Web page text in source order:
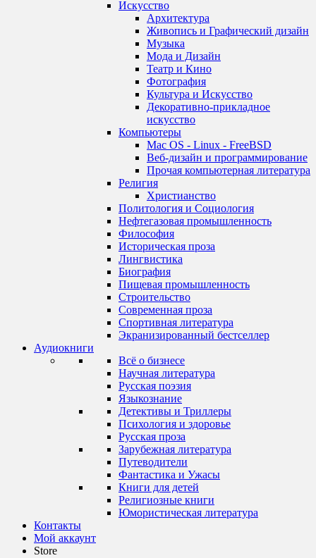
Искусство
Архитектура
Живопись и Графический дизайн
Музыка
Мода и Дизайн
Театр и Кино
Фотография
Культура и Искусство
Декоративно-прикладное
искусство
Компьютеры
Mac OS - Linux - FreeBSD
Веб-дизайн и программирование
Прочая компьютерная литература
Религия
Христианство
Политология и Социология
Нефтегазовая промышленность
Философия
Историческая проза
Лингвистика
Биография
Пищевая промышленность
Строительство
Современная проза
Спортивная литература
Экранизированный бестселлер
Аудиокниги
Всё о бизнесе
Научная литература
Русская поэзия
Языкознание
Детективы и Триллеры
Психология и здоровье
Русская проза
Зарубежная литература
Путеводители
Фантастика и Ужасы
Книги для детей
Религиозные книги
Юмористическая литература
Контакты
Мой аккаунт
Store